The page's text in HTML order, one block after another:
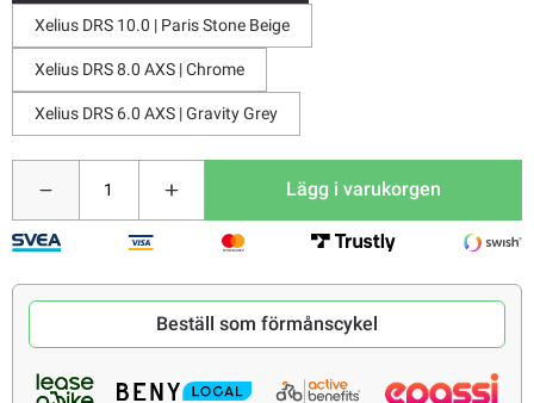
Xelius DRS 10.0 | Paris Stone Beige
Xelius DRS 8.0 AXS | Chrome
Xelius DRS 6.0 AXS | Gravity Grey
Lägg i varukorgen
Beställ som förmånscykel